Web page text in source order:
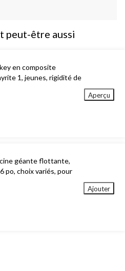
peut-être aussi
en composite
1, jeunes, rigidité de
Aperçu
géante flottante,
po, choix variés, pour
Ajouter